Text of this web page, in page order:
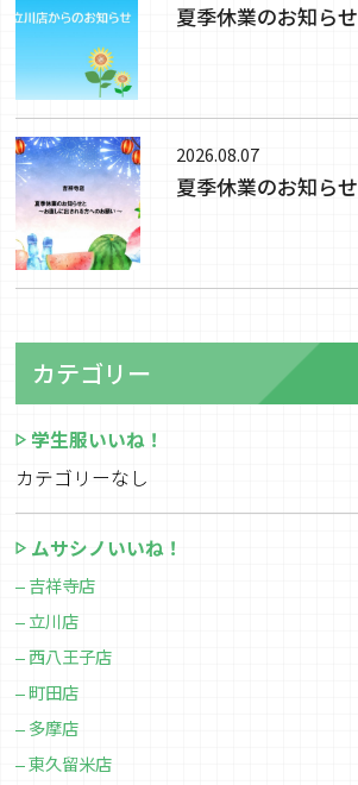
夏季休業のお知らせ
2026.08.07
夏季休業のお知らせ
カテゴリー
学生服いいね！
カテゴリーなし
ムサシノいいね！
吉祥寺店
立川店
西八王子店
町田店
多摩店
東久留米店